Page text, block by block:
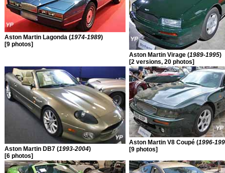
Aston Martin Lagonda (1974-1989)
[9 photos]
Aston Martin Virage (1989-1995)
[2 versions, 20 photos]
Aston Martin DB7 (1993-2004)
[6 photos]
Aston Martin V8 Coupé (1996-
[9 photos]